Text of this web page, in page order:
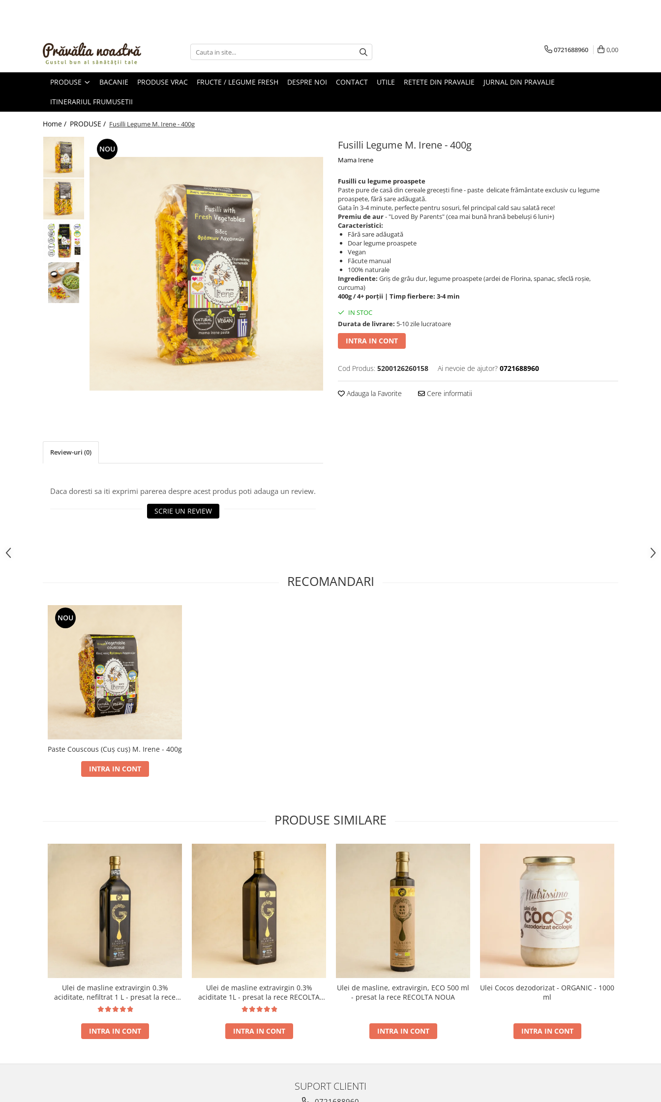
ULEIURI ȘI UNTURI
FRUCTE DESHIDRATATE
ÎNDULCITORI NATURALI / MIERE
FRUCTE LA CONSERVĂ
OȚETURI ȘI SOSURI
FĂINĂ FĂRĂ GLUTEN
BĂUTURI / LAPTE VEGETAL
OREZ ȘI CEREALE
CREME ȘI PASTE TARTINABILE
CONDIMENTE
CEAIURI GRECEȘTI
CIOCOLATĂ ȘI CACAO
HEALTHY SNACKS
SUPERALIMENTE
0721688960 0,00
PRODUSE BACANIE PRODUSE VRAC FRUCTE / LEGUME FRESH DESPRE NOI CONTACT UTILE RETETE DIN PRAVALIE JURNAL DIN PRAVALIE
ITINERARIUL FRUMUSETII
Home / PRODUSE / Fusilli Legume M. Irene - 400g
Fusilli Legume M. Irene - 400g
Mama Irene
NOU
Fusilli cu legume proaspete
Paste pure de casă din cereale grecești fine - paste delicate frământate exclusiv cu legume
proaspete, fără sare adăugată.
Gata în 3-4 minute, perfecte pentru sosuri, fel principal cald sau salată rece!
Premiu de aur- "Loved By Parents" (cea mai bună hrană bebeluși 6 luni+)
Caracteristici:
Fără sare adăugată
Doar legume proaspete
Vegan
Făcute manual
100% naturale
Ingrediente: Griș de grâu dur, legume proaspete (ardei de Florina, spanac, sfeclă roșie,
curcuma)
400g / 4+ porții | Timp fierbere: 3-4 min
IN STOC
Durata de livrare: 5-10 zile lucratoare
INTRA IN CONT
Cod Produs: 5200126260158 Ai nevoie de ajutor? 0721688960
Adauga la Favorite Cere informatii
Review-uri (0)
Daca doresti sa iti exprimi parerea despre acest produs poti adauga un review.
SCRIE UN REVIEW
RECOMANDARI
NOU
Paste Couscous (Cuș cuș) M. Irene - 400g
INTRA IN CONT
PRODUSE SIMILARE
Ulei de masline extravirgin 0.3%
aciditate, nefiltrat 1 L - presat la rece
RECOLTA NOUA
INTRA IN CONT
Ulei de masline extravirgin 0.3%
aciditate 1L - presat la rece RECOLTA
NOUA
INTRA IN CONT
Ulei de masline, extravirgin, ECO 500 ml
- presat la rece RECOLTA NOUA
INTRA IN CONT
Ulei Cocos dezodorizat - ORGANIC - 1000
ml
INTRA IN CONT
SUPORT CLIENTI